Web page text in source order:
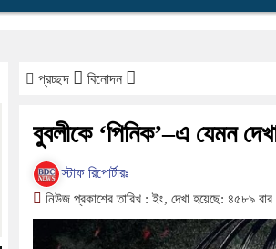
প্রচ্ছদ বিনোদন
বুবলীকে ‘পিনিক’–এ যেমন
স্টাফ রিপোর্টারঃ
নিউজ প্রকাশের তারিখ : ইং, দেখা হয়েছে: ৪৫৮৯